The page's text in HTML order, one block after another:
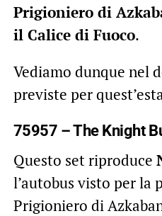
Prigioniero di
il Calice di Fuoco.
Vediamo dunque nel
previste per
75957 – The Knight
Questo set riproduce
l’autobus visto per la
Prigioniero di